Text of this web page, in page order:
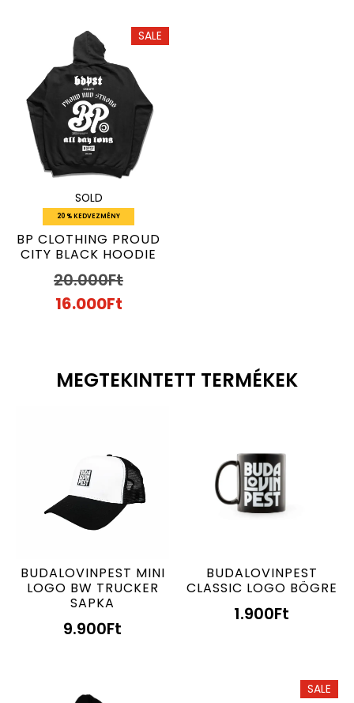
SALE
SOLD
20 % KEDVEZMÉNY
BP CLOTHING PROUD
CITY BLACK HOODIE
20.000Ft
16.000Ft
MEGTEKINTETT TERMÉKEK
BUDALOVINPEST MINI
LOGO BW TRUCKER
SAPKA
9.900Ft
BUDALOVINPEST
CLASSIC LOGO BÖGRE
1.900Ft
SALE